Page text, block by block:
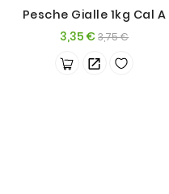
Pesche Gialle 1kg Cal A
3,35 €Prezzo
3,75 €Prezzo